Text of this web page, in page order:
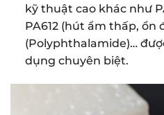
kỹ thuật cao khác như
PA612 (hút ẩm thấp, ổn
(Polyphthalamide)…
dụng chuyên biệt.